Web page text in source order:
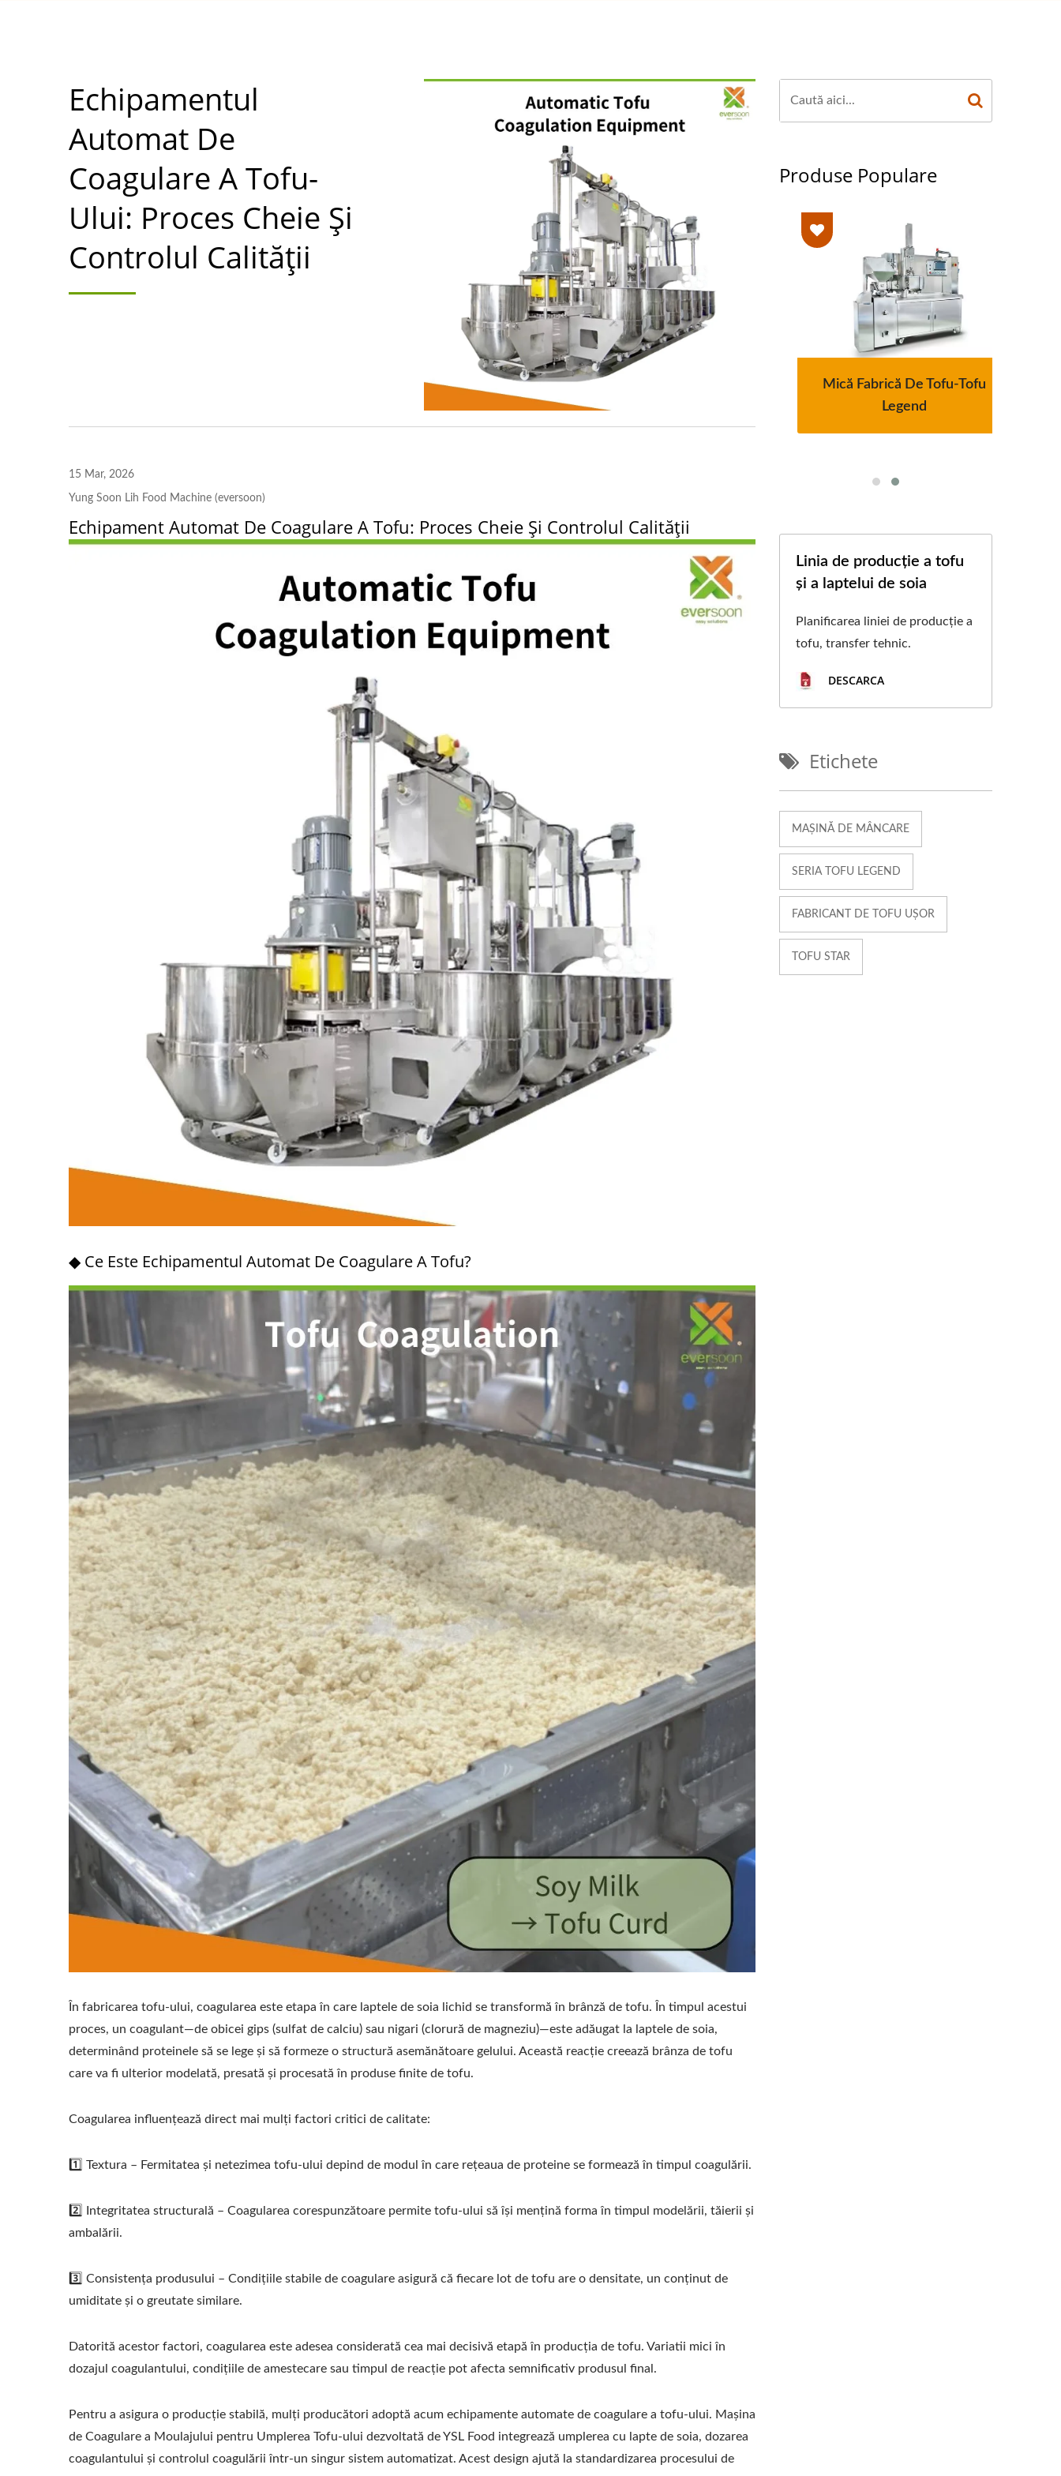
Echipamentul
Automat De
Coagulare A Tofu-
Ului: Proces Cheie Și
Controlul Calității
15 Mar, 2026
Yung Soon Lih Food Machine (eversoon)
Echipament Automat De Coagulare A Tofu: Proces Cheie Și Controlul Calității
◆ Ce Este Echipamentul Automat De Coagulare A Tofu?
În fabricarea tofu-ului, coagularea este etapa în care laptele de soia lichid se transformă în brânză de tofu. În timpul acestui
proces, un coagulant—de obicei gips (sulfat de calciu) sau nigari (clorură de magneziu)—este adăugat la laptele de soia,
determinând proteinele să se lege și să formeze o structură asemănătoare gelului. Această reacție creează brânza de tofu
care va fi ulterior modelată, presată și procesată în produse finite de tofu.
Coagularea influențează direct mai mulți factori critici de calitate:
1️⃣ Textura – Fermitatea și netezimea tofu-ului depind de modul în care rețeaua de proteine se formează în timpul coagulării.
2️⃣ Integritatea structurală – Coagularea corespunzătoare permite tofu-ului să își mențină forma în timpul modelării, tăierii și
ambalării.
3️⃣ Consistența produsului – Condițiile stabile de coagulare asigură că fiecare lot de tofu are o densitate, un conținut de
umiditate și o greutate similare.
Datorită acestor factori, coagularea este adesea considerată cea mai decisivă etapă în producția de tofu. Variatii mici în
dozajul coagulantului, condițiile de amestecare sau timpul de reacție pot afecta semnificativ produsul final.
Pentru a asigura o producție stabilă, mulți producători adoptă acum echipamente automate de coagulare a tofu-ului. Mașina
de Coagulare a Moulajului pentru Umplerea Tofu-ului dezvoltată de YSL Food integrează umplerea cu lapte de soia, dozarea
coagulantului și controlul coagulării într-un singur sistem automatizat. Acest design ajută la standardizarea procesului de
Produse Populare
De 220kg.
Mică Fabrică De Tofu-Tofu
Linie De Producție Automată
De Tofu Pentru Boabe Uscate
De 220kg.
Mică Fabrică De Tofu-Tofu
Legend
Linia de producție a tofu
și a laptelui de soia
Planificarea liniei de producție a
tofu, transfer tehnic.
DESCARCA
Etichete
MAȘINĂ DE MÂNCARE
SERIA TOFU LEGEND
FABRICANT DE TOFU UȘOR
TOFU STAR